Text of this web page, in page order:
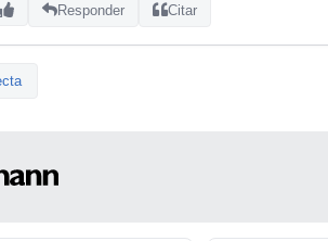
Responder Citar